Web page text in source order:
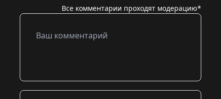
Все комментарии проходят модерацию*